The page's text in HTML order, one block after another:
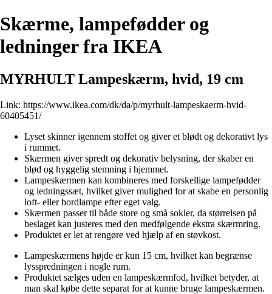
Skærme, lampefødder og
ledninger fra IKEA
MYRHULT Lampeskærm, hvid, 19 cm
Link: https://www.ikea.com/dk/da/p/myrhult-lampeskaerm-hvid-
60405451/
Lyset skinner igennem stoffet og giver et blødt og dekorativt lys
i rummet.
Skærmen giver spredt og dekorativ belysning, der skaber en
blød og hyggelig stemning i hjemmet.
Lampeskærmen kan kombineres med forskellige lampefødder
og ledningssæt, hvilket giver mulighed for at skabe en personlig
loft- eller bordlampe efter eget valg.
Skærmen passer til både store og små sokler, da størrelsen på
beslaget kan justeres med den medfølgende ekstra skærmring.
Produktet er let at rengøre ved hjælp af en støvkost.
Lampeskærmens højde er kun 15 cm, hvilket kan begrænse
lysspredningen i nogle rum.
Produktet sælges uden en lampeskærmfod, hvilket betyder, at
man skal købe dette separat for at kunne bruge lampeskærmen.